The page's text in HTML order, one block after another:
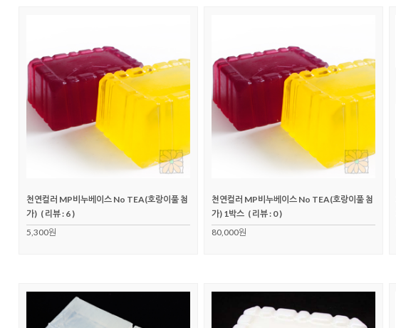
천연컬러 MP비누베이스 No TEA(호랑이풀 첨
가) ( 리뷰 : 6 )
5,300원
천연컬러 MP비누베이스 No TEA(호랑이풀 첨
가) 1박스 ( 리뷰 : 0 )
80,000원